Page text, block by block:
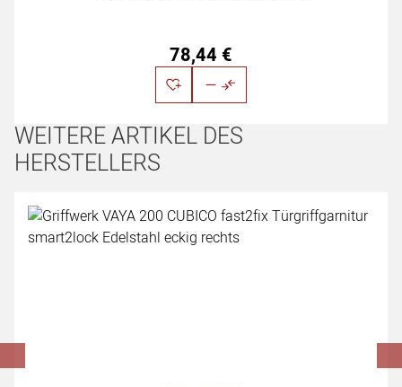
78,44 €
WEITERE ARTIKEL DES
HERSTELLERS
Artikel überspringen